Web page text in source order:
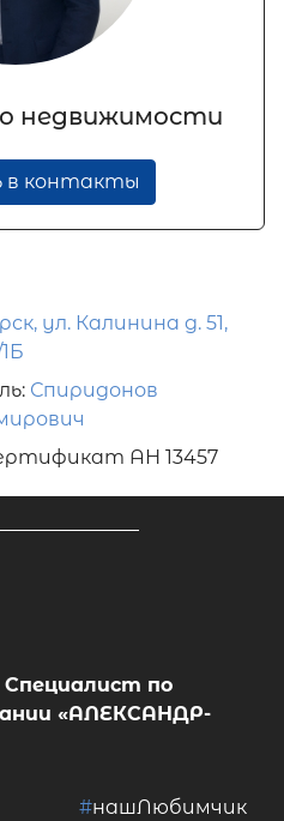
недвижимости
в контакты
ул. Калинина д. 51,
Спиридонов
АН 13457
Специалист по
«АЛЕКСАНДР-
#нашЛюбимчик